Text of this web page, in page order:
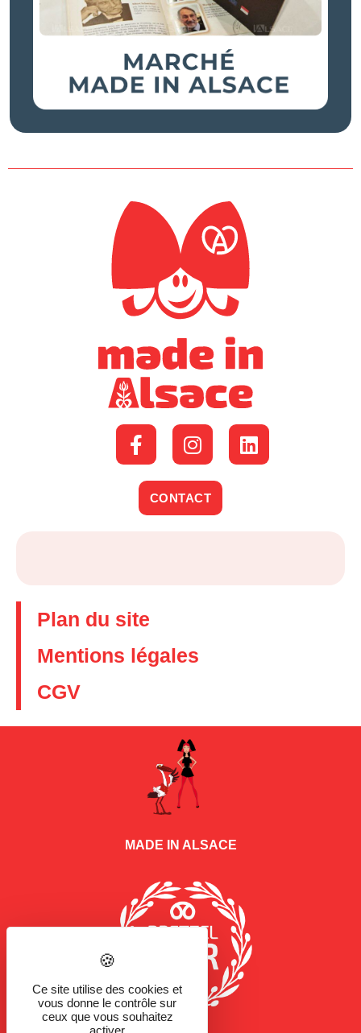
CONTACT
Plan du site
Mentions légales
CGV
MADE IN ALSACE
Ce site utilise des cookies et
vous donne le contrôle sur
ceux que vous souhaitez
activer